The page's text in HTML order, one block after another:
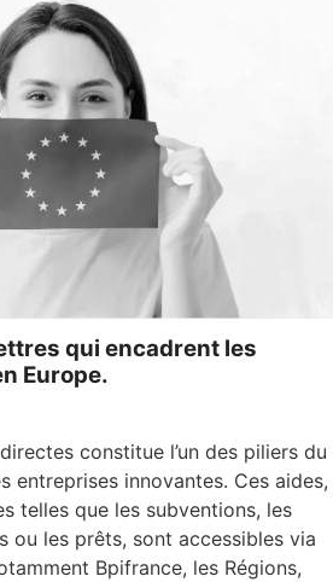
qui encadrent les
Europe.
constitue l’un des piliers du
entreprises innovantes. Ces aides,
telles que les subventions, les
ou les prêts, sont accessibles via
Bpifrance, les Régions,